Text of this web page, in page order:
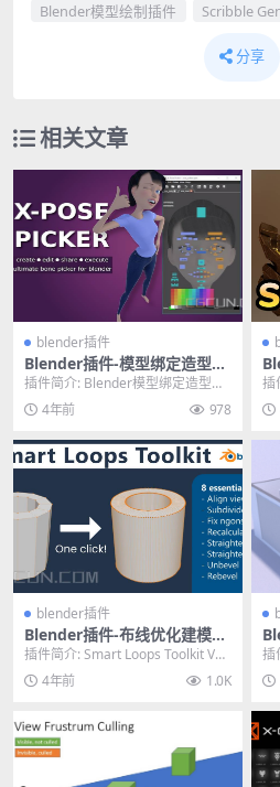
Blender模型绘制插件 Scribble
分享
相关文章
blender插件
Blender插件-模型绑定造型动
画控制器插件 X-Pose Picker
v2.2.9
插件简介: Blender模型绑定造型动
画控制器插件 X-Pose Picker...
4年前 978
插
blender插件
Blender插件-布线优化建模工
具包 Smart Loops Toolkit V
1.01
插件简介: Smart Loops Toolkit V1.
01工具可以在几秒钟内...
4年前 1.0K
插
具